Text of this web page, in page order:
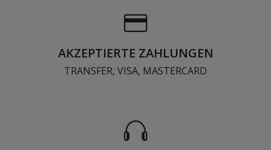
AKZEPTIERTE ZAHLUNGEN
TRANSFER, VISA, MASTERCARD